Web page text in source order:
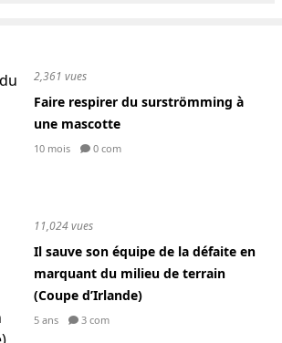
2,361 vues
Faire respirer du surströmming à
une mascotte
10 mois 0 com
11,024 vues
Il sauve son équipe de la défaite en
marquant du milieu de terrain
(Coupe d’Irlande)
5 ans 3 com